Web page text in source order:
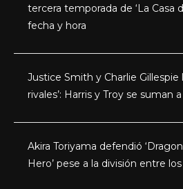
tercera temporada de ‘La Casa
fecha y hora
Justice Smith y Charlie Gillespie
rivales’: Harris y Troy se suman
Akira Toriyama defendió
Hero’ pese a la división entre